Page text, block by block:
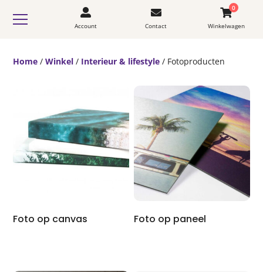
Account Contact
0
Winkelwagen
Home /Winkel / Interieur & lifestyle / Fotoproducten
Foto op canvas Foto op paneel